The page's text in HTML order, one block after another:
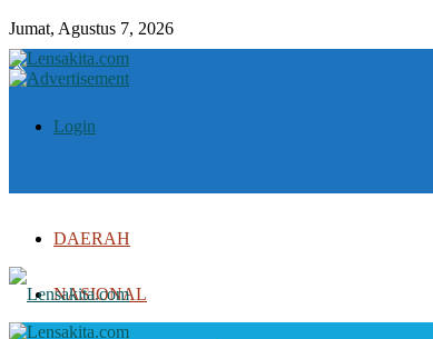
Jumat, Agustus 7, 2026
Login
DAERAH
NASIONAL